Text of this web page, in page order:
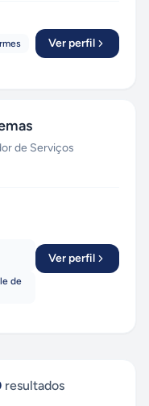
Ver perfil
de Serviços
de
Ver perfil
resultados